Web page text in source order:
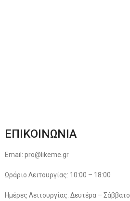
ΕΠΙΚΟΙΝΩΝΙΑ
Email: pro@likeme.gr
Ωράριο Λειτουργίας: 10:00 – 18:00
Ημέρες Λειτουργίας: Δευτέρα – Σάββατο